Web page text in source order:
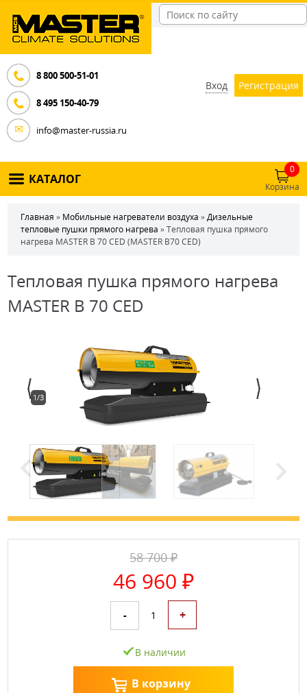
8 800 500-51-01
8 495 150-40-79
info@master-russia.ru
Вход Регистрация
КАТАЛОГ
0
Корзина
Главная » Мобильные нагреватели воздуха »Дизельные
тепловые пушки прямого нагрева » Тепловая пушка прямого
нагрева MASTER B 70 CED (MASTER B70 CED)
Тепловая пушка прямого нагрева
MASTER B 70 CED
1/3
58 700 ₽
46 960 ₽
- 1 +
В наличии
В корзину